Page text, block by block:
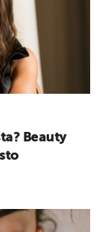
Beauty